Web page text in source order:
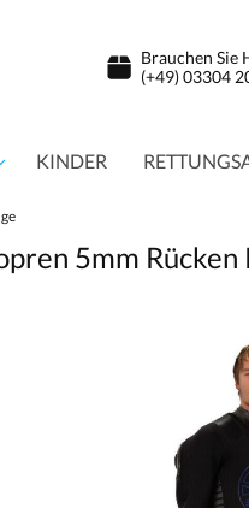
Brauchen Sie
(+49) 03304
KINDER
5mm Rücken